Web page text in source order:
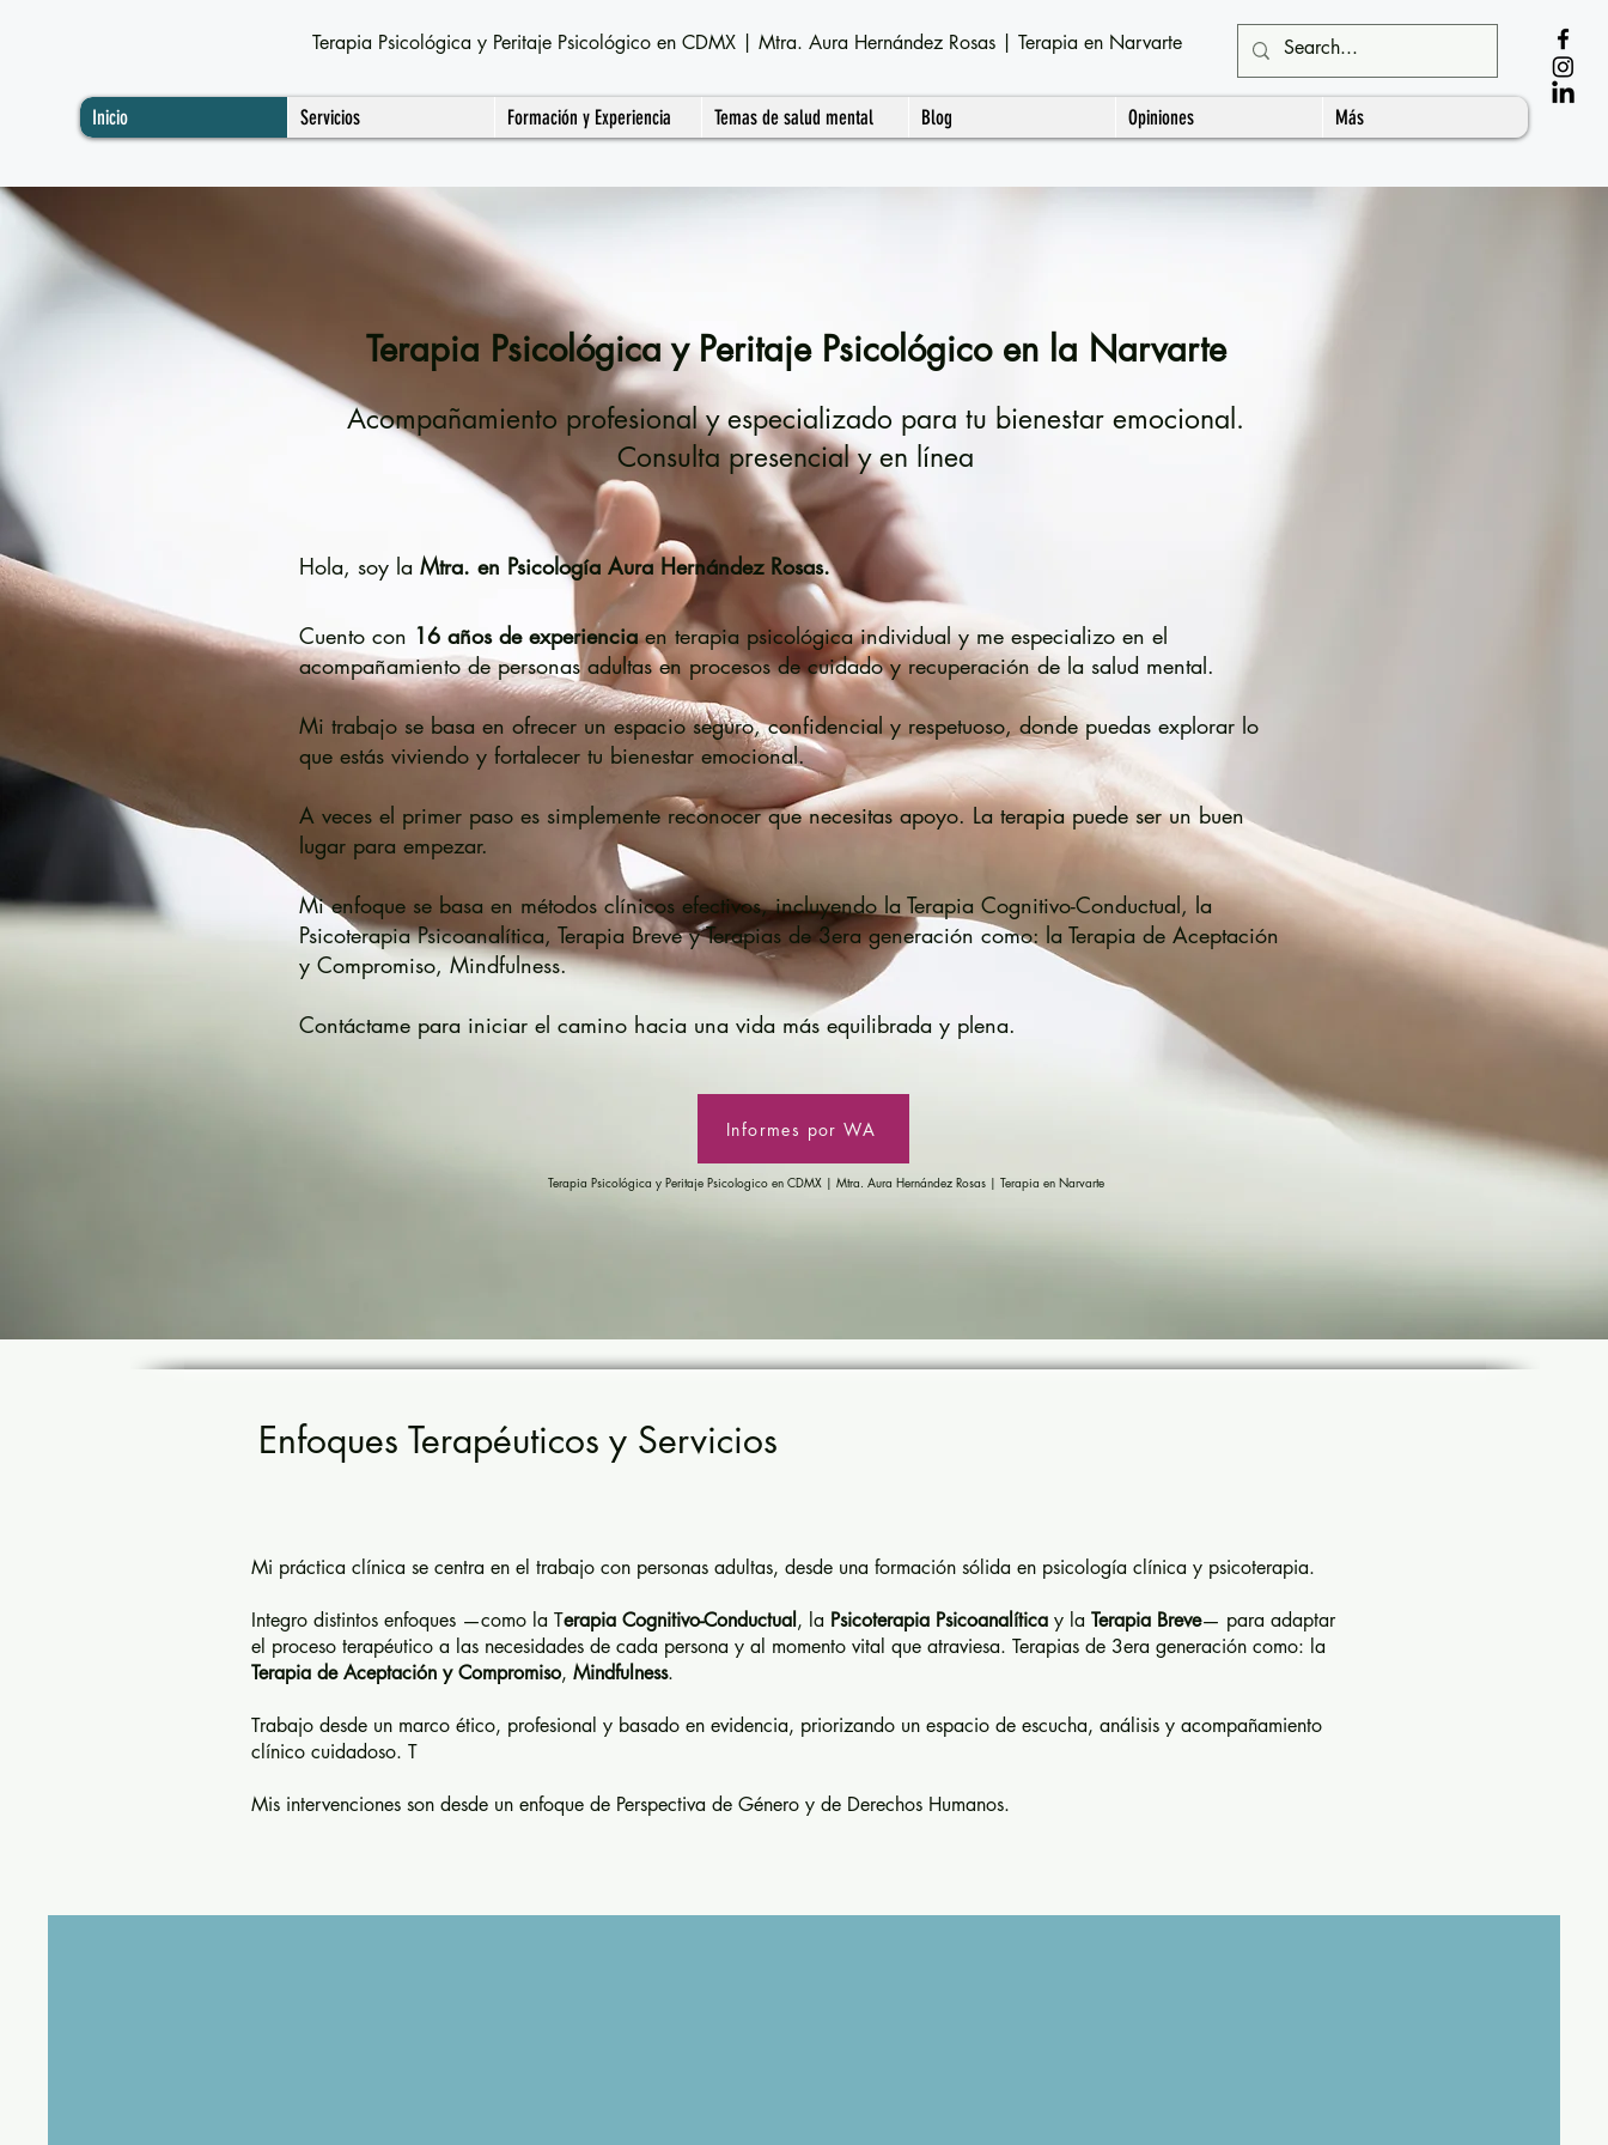
Terapia Psicológica y Peritaje Psicológico en CDMX | Mtra. Aura Hernández Rosas | Terapia en Narvarte
Inicio Servicios Formación y Experiencia Temas de salud mental Blog Opiniones Más
Hola, soy la Mtra. en Psicología Aura Hernández Rosas.
Cuento con 16 años de experienciaen terapia psicológica individual y me especializo en el
acompañamiento de personas adultas en procesos de cuidado y recuperación de la salud mental.
Mi trabajo se basa en ofrecer un espacio seguro, confidencial y respetuoso, donde puedas explorar lo
que estás viviendo y fortalecer tu bienestar emocional.
A veces el primer paso es simplemente reconocer que necesitas apoyo. La terapia puede ser un buen
lugar para empezar.
Mi enfoque se basa en métodos clínicos efectivos, incluyendo la Terapia Cognitivo-Conductual, la
Psicoterapia Psicoanalítica, Terapia Breve y Terapias de 3era generación como: la Terapia de Aceptación
y Compromiso, Mindfulness.
Contáctame para iniciar el camino hacia una vida más equilibrada y plena.
Informes por WA
Terapia Psicológica y Peritaje Psicologico en CDMX | Mtra. Aura Hernández Rosas | Terapia en Narvarte
Terapia Psicológica y Peritaje Psicológico en la Narvarte
Acompañamiento profesional y especializado para tu bienestar emocional.
Consulta presencial y en línea
Enfoques Terapéuticos y Servicios
Mi práctica clínica se centra en el trabajo con personas adultas, desde una formación sólida en psicología clínica y psicoterapia.
Integro distintos enfoques —como la Terapia Cognitivo-Conductual , la Psicoterapia Psicoanalítica y la Terapia Breve— para adaptar
el proceso terapéutico a las necesidades de cada persona y al momento vital que atraviesa. Terapias de 3era generación como: la
Terapia de Aceptación y Compromiso, Mindfulness.
Trabajo desde un marco ético, profesional y basado en evidencia, priorizando un espacio de escucha, análisis y acompañamiento
clínico cuidadoso. T
Mis intervenciones son desde un enfoque de Perspectiva de Género y de Derechos Humanos.